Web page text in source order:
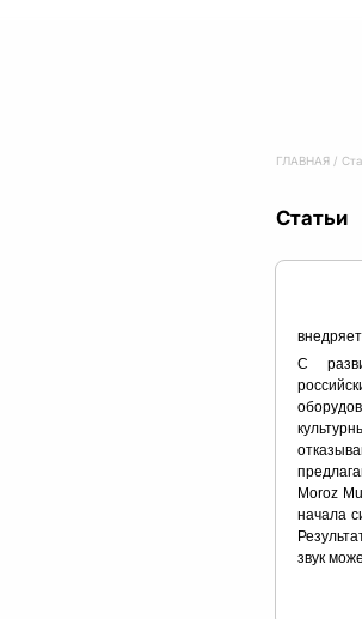
ГЛАВНАЯ /
Статьи
С
Moroz
начала
звук